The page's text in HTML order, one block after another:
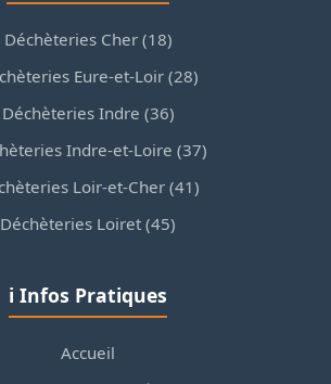
Déchèteries Cher (18)
Eure-et-Loir (28)
Déchèteries Indre (36)
Indre-et-Loire (37)
Loir-et-Cher (41)
Déchèteries Loiret (45)
ℹ️ Infos Pratiques
Accueil